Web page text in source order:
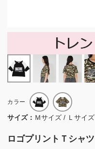
ロゴプリントＴシャツ
カラー
サイズ： Ｍサイズ / Ｌサイズ